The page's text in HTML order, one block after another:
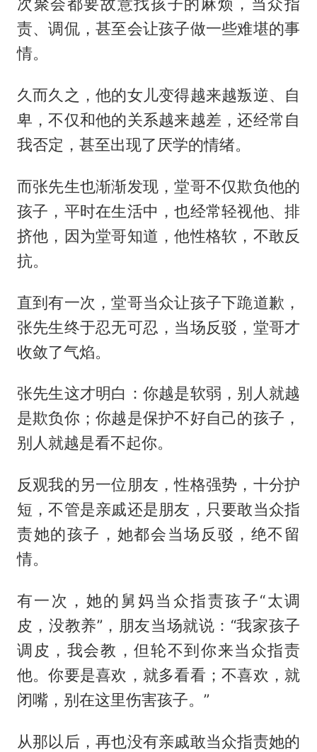
责、调侃，甚至会让孩子做一些难堪的事
情。
久而久之，他的女儿变得越来越叛逆、自
卑，不仅和他的关系越来越差，还经常自
我否定，甚至出现了厌学的情绪。
而张先生也渐渐发现，堂哥不仅欺负他的
孩子，平时在生活中，也经常轻视他、排
挤他，因为堂哥知道，他性格软，不敢反
抗。
直到有一次，堂哥当众让孩子下跪道歉，
张先生终于忍无可忍，当场反驳，堂哥才
收敛了气焰。
张先生这才明白：你越是软弱，别人就越
是欺负你；你越是保护不好自己的孩子，
别人就越是看不起你。
反观我的另一位朋友，性格强势，十分护
短，不管是亲戚还是朋友，只要敢当众指
责她的孩子，她都会当场反驳，绝不留
情。
有一次，她的舅妈当众指责孩子“太调
皮，没教养”，朋友当场就说：“我家孩子
调皮，我会教，但轮不到你来当众指责
他。你要是喜欢，就多看看；不喜欢，就
闭嘴，别在这里伤害孩子。”
从那以后，再也没有亲戚敢当众指责她的